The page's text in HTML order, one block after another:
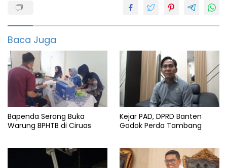
Pandeglang
Vaksin
Baca Juga
Bapenda Serang Buka
Warung BPHTB di Ciruas
Kejar PAD, DPRD Banten
Godok Perda Tambang